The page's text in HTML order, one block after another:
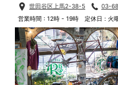
世田谷区上馬2-38-5
03-
営業時間 : 12時 - 19時
定休日 : 火